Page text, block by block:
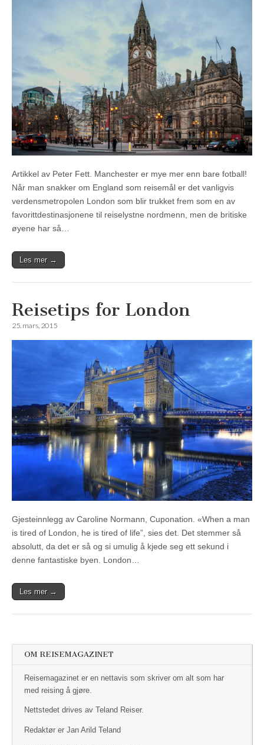
Artikkel av Peter Fett. Manchester er mye mer enn bare fotball!
Når man snakker om England som reisemål er det vanligvis
verdensmetropolen London som blir trukket frem som en av
favorittdestinasjonene til reiselystne nordmenn, men de britiske
øyene har så…
Les mer →
Reisetips for London
25. mars, 2015
Gjesteinnlegg av Caroline Normann, Cuponation. «When a man
is tired of London, he is tired of life”, sies det. Det stemmer så
absolutt, da det er så og si umulig å kjede seg ett sekund i
denne fantastiske byen. London…
Les mer →
OM REISEMAGAZINET
Reisemagazinet er en nettavis som skriver om alt som har
med reising å gjøre.
Nettstedet drives av Teland Reiser.
Redaktør er Jan Arild Teland